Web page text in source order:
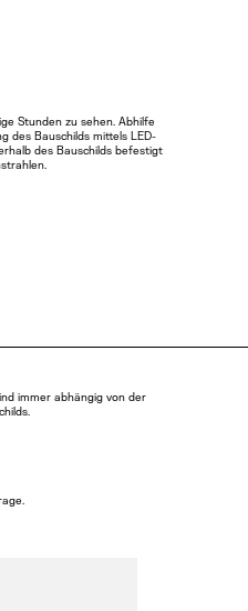
Stunden zu sehen. Abhilfe
des Bauschilds mittels LED-
des Bauschilds befestigt
immer abhängig von der